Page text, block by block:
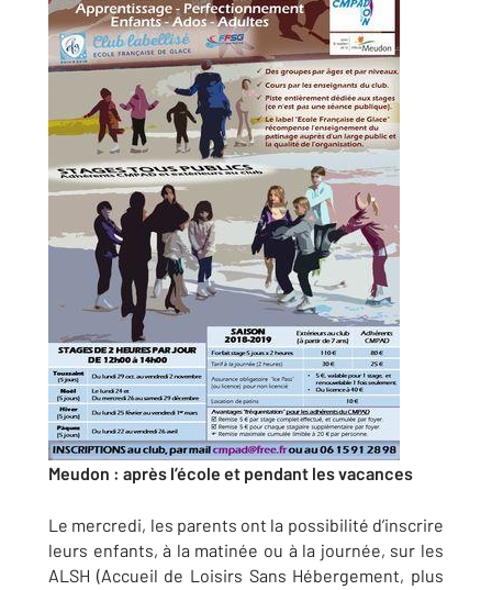
Meudon : après l’école et pendant les vacances
Le mercredi, les parents ont la possibilité d’inscrire
leurs enfants, à la matinée ou à la journée, sur les
ALSH (Accueil de Loisirs Sans Hébergement, plus